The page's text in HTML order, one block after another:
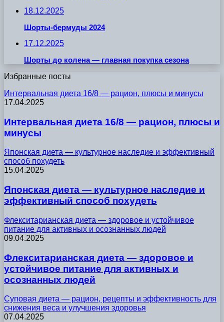
18.12.2025
Шорты-бермуды 2024
17.12.2025
Шорты до колена — главная покупка сезона
Избранные посты
Интервальная диета 16/8 — рацион, плюсы и минусы
17.04.2025
Интервальная диета 16/8 — рацион, плюсы и
минусы
Японская диета — культурное наследие и эффективный
способ похудеть
15.04.2025
Японская диета — культурное наследие и
эффективный способ похудеть
Флекситарианская диета — здоровое и устойчивое
питание для активных и осознанных людей
09.04.2025
Флекситарианская диета — здоровое и
устойчивое питание для активных и
осознанных людей
Суповая диета — рацион, рецепты и эффективность для
снижения веса и улучшения здоровья
07.04.2025